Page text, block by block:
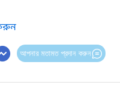
আপনার মতামত প্রদান করুন